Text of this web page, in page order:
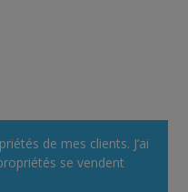
de mes clients. J’ai
se vendent